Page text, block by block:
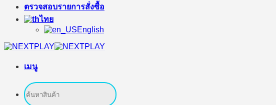
ตรวจสอบรายการสั่งซื้อ
ไทย
English
เมนู
ค้นหา: